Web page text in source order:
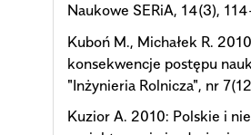
Naukowe SERiA, 14(3),
Kuboń M., Michałek R.
konsekwencje postępu
"Inżynieria Rolnicza", nr
Kuzior A. 2010: Polskie i